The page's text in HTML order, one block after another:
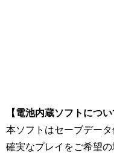
【電池内蔵ソフトについ
本ソフトはセーブデー
確実なプレイをご希望の